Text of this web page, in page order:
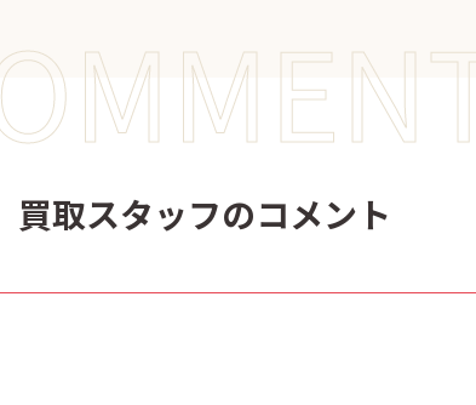
買取スタッフのコメント